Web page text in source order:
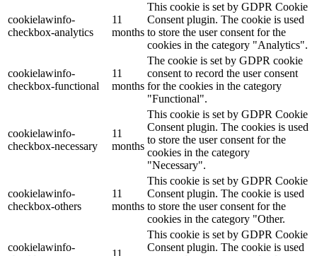
cookielawinfo-
checkbox-analytics
11
months
This cookie is set by GDPR Cookie
Consent plugin. The cookie is used
to store the user consent for the
cookies in the category "Analytics".
cookielawinfo-
checkbox-functional
11
months
The cookie is set by GDPR cookie
consent to record the user consent
for the cookies in the category
"Functional".
cookielawinfo-
checkbox-necessary
11
months
This cookie is set by GDPR Cookie
Consent plugin. The cookies is used
to store the user consent for the
cookies in the category
"Necessary".
cookielawinfo-
checkbox-others
11
months
This cookie is set by GDPR Cookie
Consent plugin. The cookie is used
to store the user consent for the
cookies in the category "Other.
cookielawinfo-
This cookie is set by GDPR Cookie
Consent plugin. The cookie is used